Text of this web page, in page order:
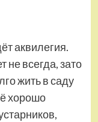
аквилегия.
не всегда, зато
жить в саду
хорошо